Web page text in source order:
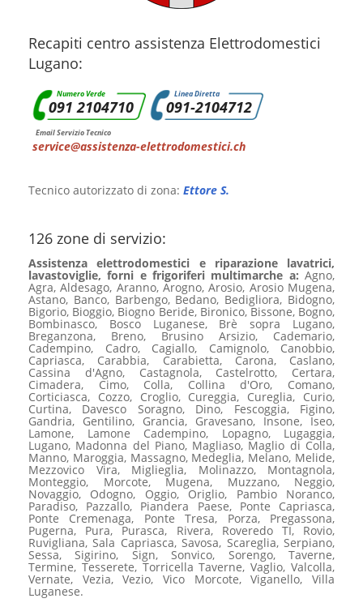
Recapiti centro assistenza Elettrodomestici
Lugano:
Numero Verde
091 2104710
Linea Diretta
091-2104712
Email Servizio Tecnico
service@assistenza-elettrodomestici.ch
Tecnico autorizzato di zona: Ettore S.
126 zone di servizio:
Assistenza elettrodomestici e riparazione lavatrici,
lavastoviglie, forni e frigoriferi multimarche a: Agno,
Agra, Aldesago, Aranno, Arogno, Arosio, Arosio Mugena,
Astano, Banco, Barbengo, Bedano, Bedigliora, Bidogno,
Bigorio, Bioggio, Biogno Beride, Bironico, Bissone, Bogno,
Bombinasco, Bosco Luganese, Brè sopra Lugano,
Breganzona, Breno, Brusino Arsizio, Cademario,
Cadempino, Cadro, Cagiallo, Camignolo, Canobbio,
Capriasca, Carabbia, Carabietta, Carona, Caslano,
Cassina d'Agno, Castagnola, Castelrotto, Certara,
Cimadera, Cimo, Colla, Collina d'Oro, Comano,
Corticiasca, Cozzo, Croglio, Cureggia, Cureglia, Curio,
Curtina, Davesco Soragno, Dino, Fescoggia, Figino,
Gandria, Gentilino, Grancia, Gravesano, Insone, Iseo,
Lamone, Lamone Cadempino, Lopagno, Lugaggia,
Lugano, Madonna del Piano, Magliaso, Maglio di Colla,
Manno, Maroggia, Massagno, Medeglia, Melano, Melide,
Mezzovico Vira, Miglieglia, Molinazzo, Montagnola,
Monteggio, Morcote, Mugena, Muzzano, Neggio,
Novaggio, Odogno, Oggio, Origlio, Pambio Noranco,
Paradiso, Pazzallo, Piandera Paese, Ponte Capriasca,
Ponte Cremenaga, Ponte Tresa, Porza, Pregassona,
Pugerna, Pura, Purasca, Rivera, Roveredo TI, Rovio,
Ruvigliana, Sala Capriasca, Savosa, Scareglia, Serpiano,
Sessa, Sigirino, Sign, Sonvico, Sorengo, Taverne,
Termine, Tesserete, Torricella Taverne, Vaglio, Valcolla,
Vernate, Vezia, Vezio, Vico Morcote, Viganello, Villa
Luganese.